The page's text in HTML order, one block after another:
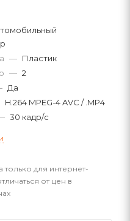
— Пластик
— 2
Да
H.264 MPEG-4 AVC / .MP4
30 кадр/с
только для интернет-
от цен в